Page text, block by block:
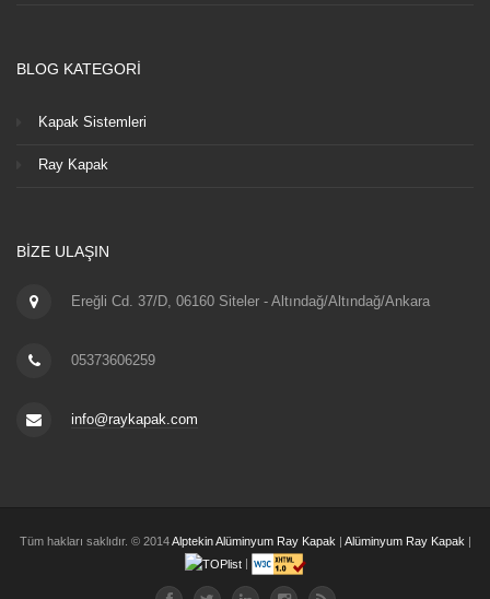
BLOG KATEGORİ
Kapak Sistemleri
Ray Kapak
BIZE ULAŞIN
Ereğli Cd. 37/D, 06160 Siteler - Altındağ/Altındağ/Ankara
05373606259
info@raykapak.com
Tüm hakları saklıdır. © 2014Alptekin Alüminyum Ray Kapak | Alüminyum Ray Kapak |
|